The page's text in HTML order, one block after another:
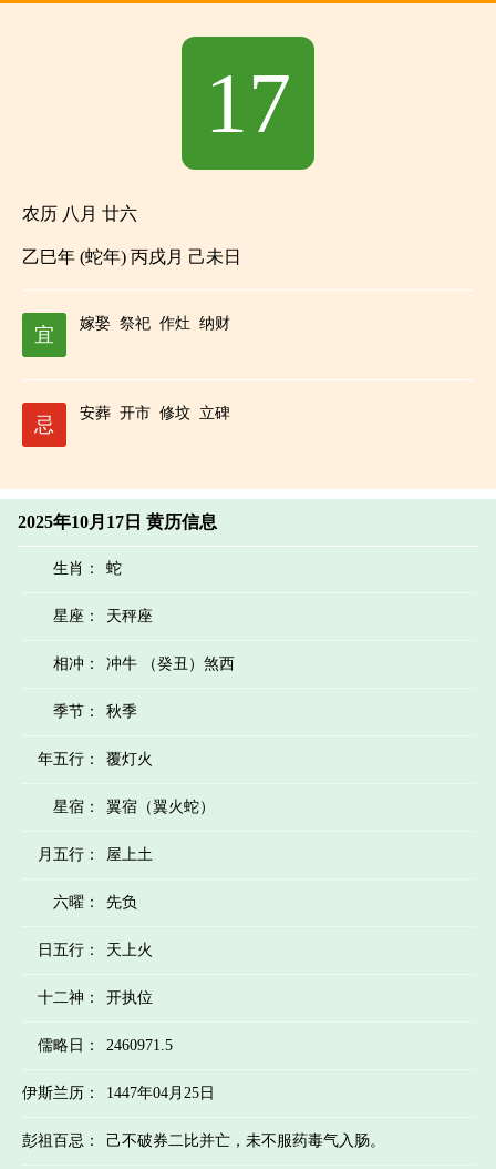
17
农历 八月 廿六
乙巳年 (蛇年) 丙戌月 己未日
宜
嫁娶 祭祀 作灶 纳财
忌
安葬 开市 修坟 立碑
2025年10月17日 黄历信息
生肖： 蛇
星座： 天秤座
相冲： 冲牛 （癸丑）煞西
季节： 秋季
年五行： 覆灯火
星宿： 翼宿（翼火蛇）
月五行： 屋上土
六曜： 先负
日五行： 天上火
十二神： 开执位
儒略日： 2460971.5
伊斯兰历： 1447年04月25日
彭祖百忌： 己不破券二比并亡，未不服药毒气入肠。